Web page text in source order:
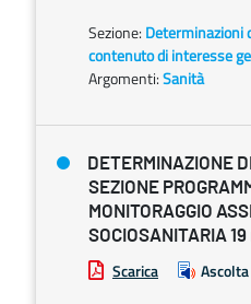
Sezione: Determinazioni
contenuto di interesse
Argomenti:Sanità
DETERMINAZIONE
SEZIONE
MONITORAGGIO
SOCIOSANITARIA
Scarica Ascolta